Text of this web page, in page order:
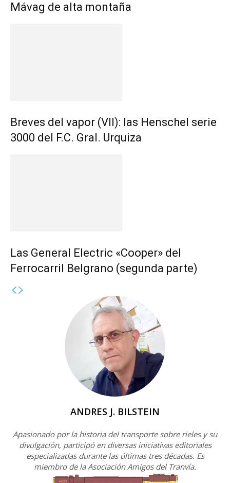
Mávag de alta montaña
Breves del vapor (VII): las Henschel serie
3000 del F.C. Gral. Urquiza
Las General Electric «Cooper» del
Ferrocarril Belgrano (segunda parte)
ANDRES J. BILSTEIN
Apasionado por la historia del transporte sobre rieles y su
divulgación, participó en diversas iniciativas editoriales
especializadas durante las últimas tres décadas. Es
miembro de la Asociación Amigos del Tranvía.